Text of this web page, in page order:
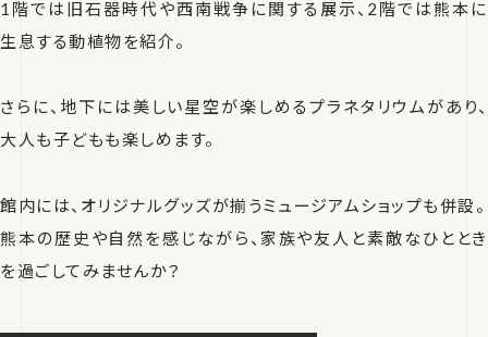
1階では旧石器時代や西南戦争に関する展示、2階では熊本に
生息する動植物を紹介。
さらに、地下には美しい星空が楽しめるプラネタリウムがあり、
大人も子どもも楽しめます。
館内には、オリジナルグッズが揃うミュージアムショップも併設。
熊本の歴史や自然を感じながら、家族や友人と素敵なひととき
を過ごしてみませんか？